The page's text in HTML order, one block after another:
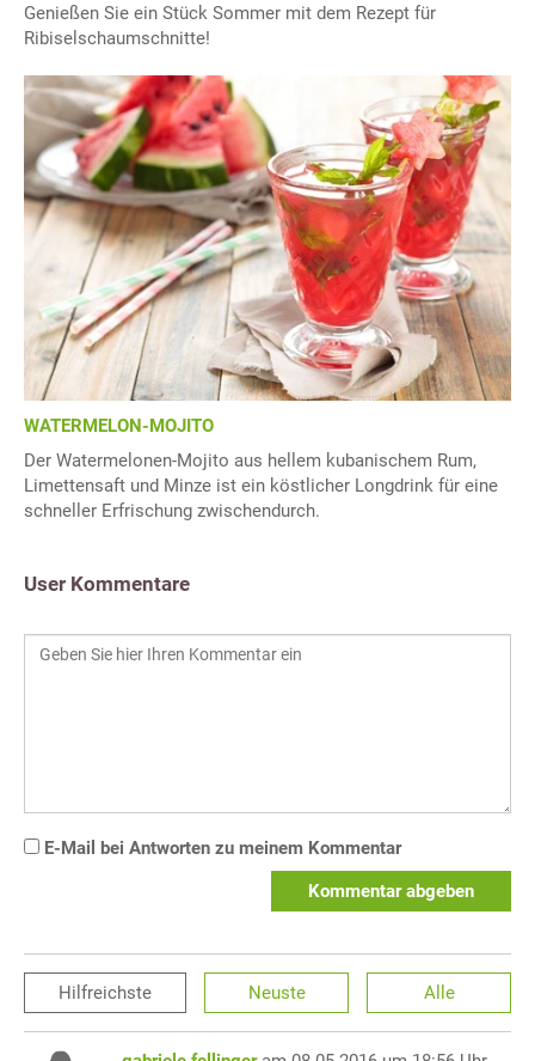
Genießen Sie ein Stück Sommer mit dem Rezept für
Ribiselschaumschnitte!
WATERMELON-MOJITO
Der Watermelonen-Mojito aus hellem kubanischem Rum,
Limettensaft und Minze ist ein köstlicher Longdrink für eine
schneller Erfrischung zwischendurch.
User Kommentare
E-Mail bei Antworten zu meinem Kommentar
Kommentar abgeben
Hilfreichste Neuste Alle